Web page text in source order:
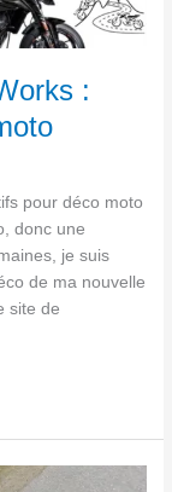
:
pour déco moto
donc une
je suis
de ma nouvelle
site de